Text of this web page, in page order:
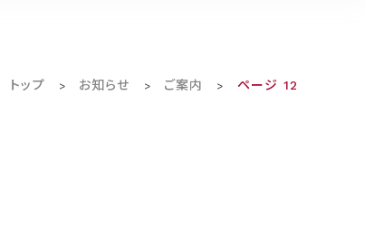
トップ > お知らせ > ご案内 > ページ 12